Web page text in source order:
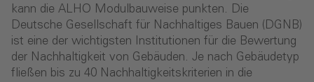
kann die ALHO Modulbauweise punkten. Die
Deutsche Gesellschaft für Nachhaltiges Bauen (DGNB)
ist eine der wichtigsten Institutionen für die Bewertung
der Nachhaltigkeit von Gebäuden. Je nach Gebäudetyp
fließen bis zu 40 Nachhaltigkeitskriterien in die